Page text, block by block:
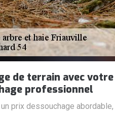
de terrain avec
professionnel
prix dessouchage